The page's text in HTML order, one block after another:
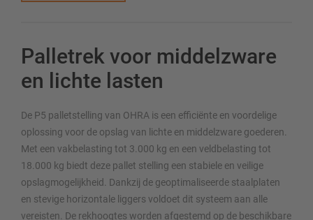
Palletrek voor middelzware
en lichte lasten
De P5 palletstelling van OHRA is een efficiënte en voordelige
oplossing voor de opslag van lichte en middelzware goederen.
Met een vakbelasting tot 3.000 kg en een veldbelasting tot
18.000 kg biedt deze pallet stelling een stabiele en veilige
opslagmogelijkheid. Dankzij de geoptimaliseerde staalplaten
en stevige horizontale liggers voldoet dit systeem aan alle
vereisten. De rekhoogtes worden afgestemd op de beschikbare